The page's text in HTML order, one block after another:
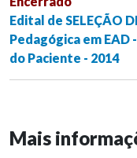
Edital de SELEÇÃO
Pedagógica em EAD
do Paciente - 2014
Mais